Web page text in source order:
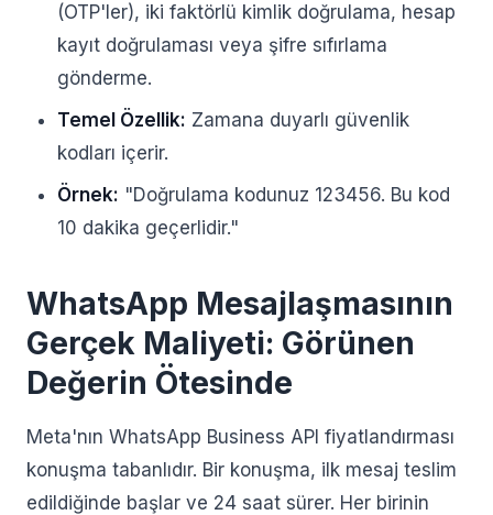
(OTP'ler), iki faktörlü kimlik doğrulama, hesap
kayıt doğrulaması veya şifre sıfırlama
gönderme.
Temel Özellik: Zamana duyarlı güvenlik
kodları içerir.
Örnek: "Doğrulama kodunuz 123456. Bu kod
10 dakika geçerlidir."
WhatsApp Mesajlaşmasının
Gerçek Maliyeti: Görünen
Değerin Ötesinde
Meta'nın WhatsApp Business API fiyatlandırması
konuşma tabanlıdır. Bir konuşma, ilk mesaj teslim
edildiğinde başlar ve 24 saat sürer. Her birinin